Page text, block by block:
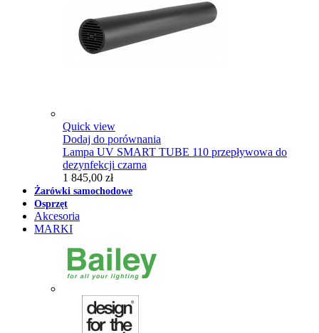
Quick view
Dodaj do porównania
Lampa UV SMART TUBE 110 przepływowa do
dezynfekcji czarna
1 845,00 zł
Żarówki samochodowe
Osprzęt
Akcesoria
MARKI